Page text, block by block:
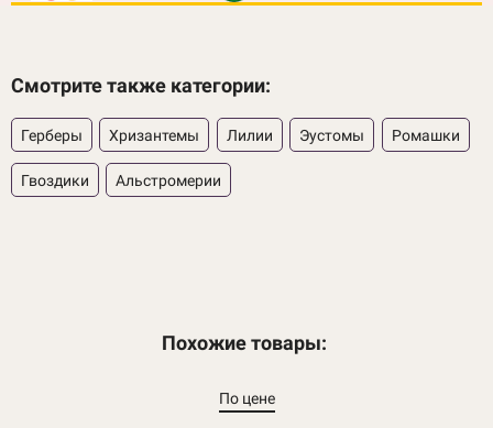
Смотрите также категории:
Герберы Хризантемы Лилии Эустомы Ромашки
Гвоздики Альстромерии
Похожие товары:
По цене